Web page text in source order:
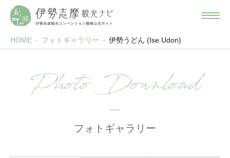
HOME フォトギャラリー 伊勢うどん (Ise Udon)
Photo Download
フォトギャラリー